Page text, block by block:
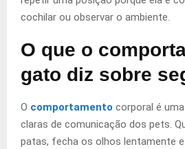
cochilar ou observar o ambiente.
O que o
gato diz sobre
O comportamento corporal é
claras de comunicação dos pets.
patas, fecha os olhos lentamente